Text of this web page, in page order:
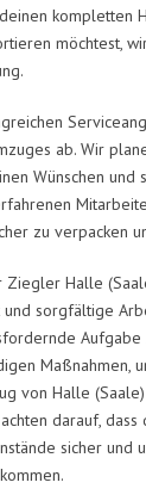
kompletten
möchtest,
ab. Wir
Wünschen und
zu verpacken
Ziegler Halle
sorgfältige
Aufgabe
Maßnahmen,
von Halle
darauf,
sicher und